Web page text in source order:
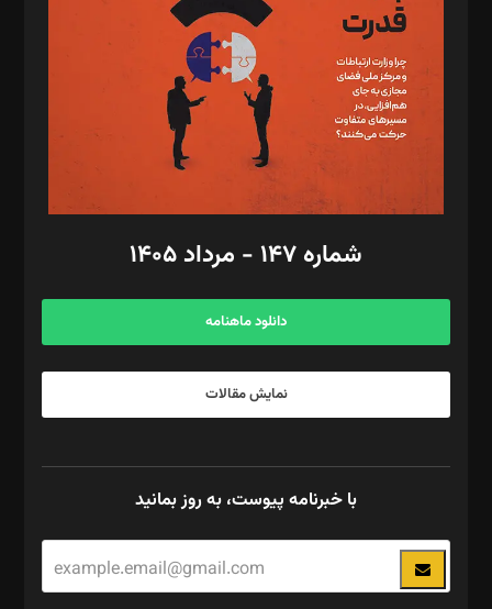
رستمی،مصطفی باستان
ویرایش: نگار استاد‌‌آقا
طراح یونیفرم: مجید توکلی
فیلمبرداری و عکاسی: امیر شفیعی، مانی لطفی زاده
گرافیک و صفحه‌آرایی: سید‌سبحان‌علی ثابت
مد‌یر توسعه تجاری: کامبیز برید‌
امور مالی: شاپور رهبری، محمد‌ کاظمی‌نیا
آگهی و مشترکین: ۰۹۱۹۹۹۹۰۴۵۴
شماره ۱۴۷ - مرداد ۱۴۰۵
دانلود ماهنامه
نمایش مقالات
با خبرنامه پیوست، به روز بمانید